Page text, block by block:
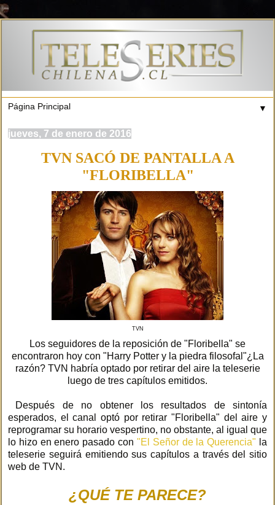
▼
jueves, 7 de enero de 2016
TVN SACÓ DE PANTALLA A
"FLORIBELLA"
TVN
Los seguidores de la reposición de "Floribella" se
encontraron hoy con "Harry Potter y la piedra filosofal"¿La
razón? TVN habría optado por retirar del aire la teleserie
luego de tres capítulos emitidos.
Después de no obtener los resultados de sintonía
esperados, el canal optó por retirar "Floribella" del aire y
reprogramar su horario vespertino, no obstante, al igual que
lo hizo en enero pasado con "El Señor de la Querencia" la
teleserie seguirá emitiendo sus capítulos a través del sitio
web de TVN.
¿QUÉ TE PARECE?